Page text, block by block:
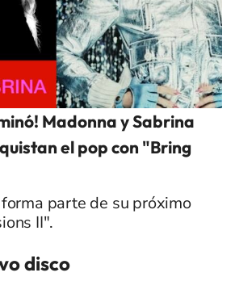
Madonna y Sabrina
el pop con "Bring
parte de su próximo
II".
disco